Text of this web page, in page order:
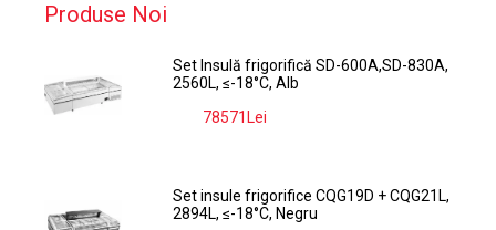
Produse Noi
Set Insulă frigorifică SD-600A,SD-830A,
2560L, ≤-18°C, Alb
78571Lei
Set insule frigorifice CQG19D + CQG21L,
2894L, ≤-18°C, Negru